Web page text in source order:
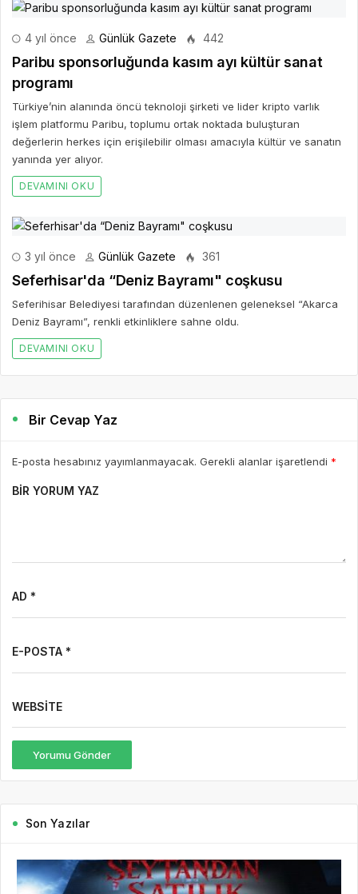
4 yıl önce Günlük Gazete 442
Paribu sponsorluğunda kasım ayı kültür sanat
programı
Türkiye’nin alanında öncü teknoloji şirketi ve lider kripto varlık
işlem platformu Paribu, toplumu ortak noktada buluşturan
değerlerin herkes için erişilebilir olması amacıyla kültür ve sanatın
yanında yer alıyor.
DEVAMINI OKU
3 yıl önce Günlük Gazete 361
Seferhisar'da “Deniz Bayramı" coşkusu
Seferihisar Belediyesi tarafından düzenlenen geleneksel “Akarca
Deniz Bayramı”, renkli etkinliklere sahne oldu.
DEVAMINI OKU
Bir Cevap Yaz
E-posta hesabınız yayımlanmayacak. Gerekli alanlar işaretlendi *
BIR YORUM YAZ
AD *
E-POSTA *
WEBSITE
Yorumu Gönder
Son Yazılar